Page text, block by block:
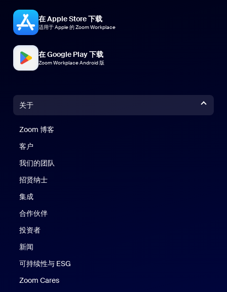
在 Apple Store 下载
适用于 Apple 的 Zoom Workplace
在 Google Play 下载
Zoom Workplace Android 版
关于
Zoom 博客
客户
我们的团队
招贤纳士
集成
合作伙伴
投资者
新闻
可持续性与 ESG
Zoom Cares